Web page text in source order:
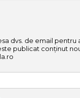
dvs. de email pentru
publicat conținut